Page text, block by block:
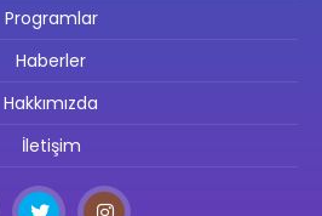
Programlar
Haberler
Hakkımızda
İletişim